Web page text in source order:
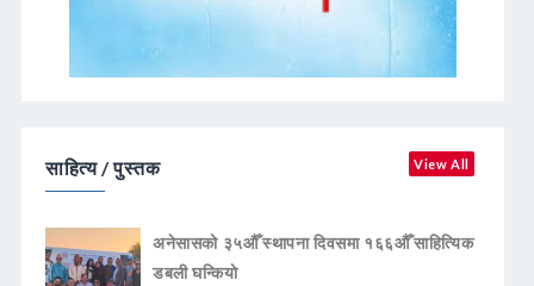
साहित्य / पुस्तक View All
अनेसासको ३५औँ स्थापना दिवसमा १६६औँ साहित्यिक
डबली घन्कियाे